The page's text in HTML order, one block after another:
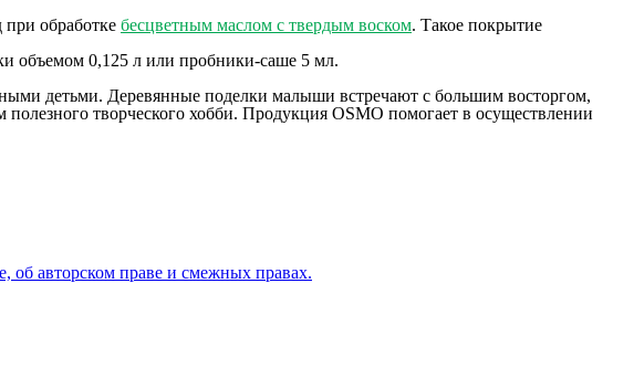
обработке бесцветным маслом с твердым воском. Такое покрытие
объемом 0,125 л или пробники-саше 5 мл.
детьми. Деревянные поделки малыши встречают с большим восторгом,
творческого хобби. Продукция OSMO помогает в осуществлении
об авторском праве и смежных правах.